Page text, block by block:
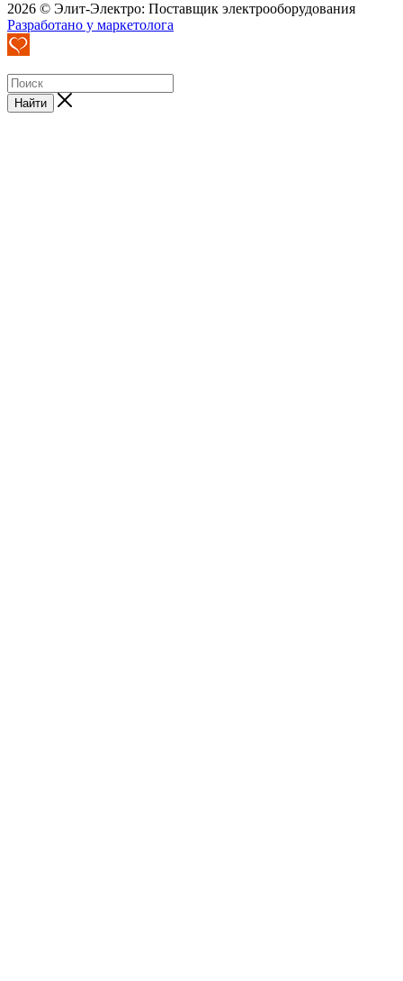
2026 © Элит-Электро: Поставщик электрооборудования
Разработано у маркетолога
Найти